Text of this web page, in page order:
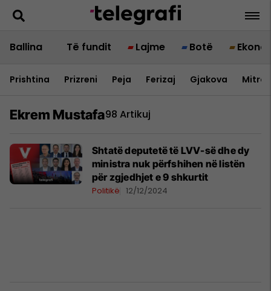
Ballina Të fundit Lajme Botë
Prishtina Prizreni Peja Ferizaj Gjakova
Ekrem Mustafa98 Artikuj
Shtatë deputetë të LVV-së dhe dy
ministra nuk përfshihen në listën
për zgjedhjet e 9 shkurtit
Politikë 12/12/2024